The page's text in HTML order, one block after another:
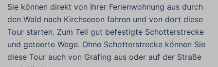
Sie können direkt von Ihrer Ferienwohnung aus durch
den Wald nach Kirchseeon fahren und von dort diese
Tour starten. Zum Teil gut befestigte Schotterstrecke
und geteerte Wege. Ohne Schotterstrecke können Sie
diese Tour auch von Grafing aus oder auf der Straße